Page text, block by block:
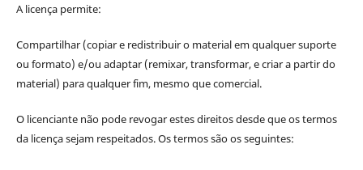
A licença permite:
Compartilhar (copiar e redistribuir o material em qualquer suporte
ou formato) e/ou adaptar (remixar, transformar, e criar a partir do
material) para qualquer fim, mesmo que comercial.
O licenciante não pode revogar estes direitos desde que os termos
da licença sejam respeitados. Os termos são os seguintes: